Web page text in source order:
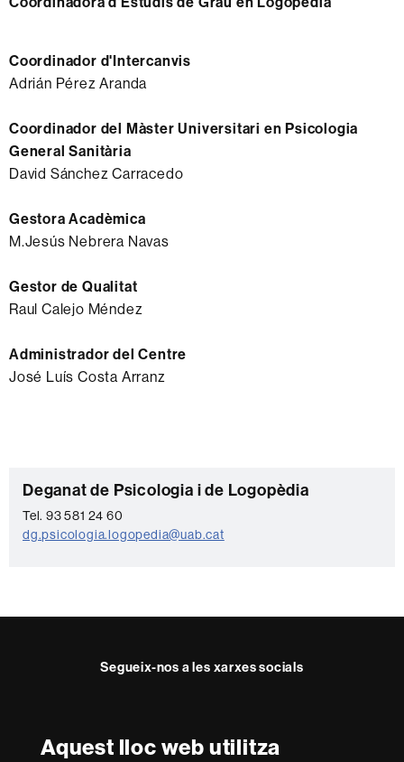
Aquest lloc web utilitza
Coordinador d'Intercanvis
Adrián Pérez Aranda
Coordinador del Màster Universitari en Psicologia
General Sanitària
David Sánchez Carracedo
Gestora Acadèmica
M.Jesús Nebrera Navas
Gestor de Qualitat
Raul Calejo Méndez
Administrador del Centre
José Luís Costa Arranz
Informació
complementària
C
o
n
c
Deganat de Psicologia i de Logopèdia
Tel. 93 581 24 60
dg.psicologia.logopedia@uab.cat
Segueix-nos a les xarxes socials
Reconeixement internacional de l'excel·lència